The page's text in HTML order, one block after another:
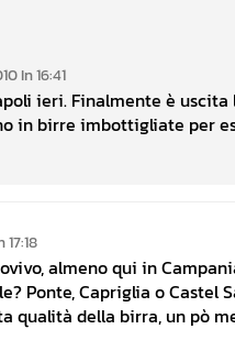
In 16:41
ieri. Finalmente è
in birre imbottigliate per
almeno qui in
Ponte, Capriglia o Castel
qualità della birra, un pò